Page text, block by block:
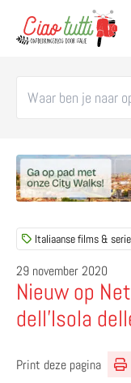
Italiaanse films &
29 november 2020
Nieuw op
dell’Isola
Print deze pagina